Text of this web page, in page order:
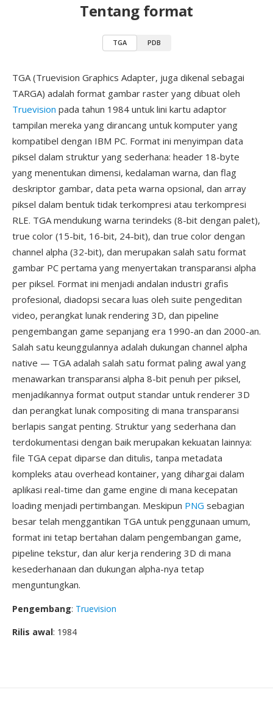
Tentang format
TGA PDB
TGA (Truevision Graphics Adapter, juga dikenal sebagai
TARGA) adalah format gambar raster yang dibuat oleh
Truevision pada tahun 1984 untuk lini kartu adaptor
tampilan mereka yang dirancang untuk komputer yang
kompatibel dengan IBM PC. Format ini menyimpan data
piksel dalam struktur yang sederhana: header 18-byte
yang menentukan dimensi, kedalaman warna, dan flag
deskriptor gambar, data peta warna opsional, dan array
piksel dalam bentuk tidak terkompresi atau terkompresi
RLE. TGA mendukung warna terindeks (8-bit dengan palet),
true color (15-bit, 16-bit, 24-bit), dan true color dengan
channel alpha (32-bit), dan merupakan salah satu format
gambar PC pertama yang menyertakan transparansi alpha
per piksel. Format ini menjadi andalan industri grafis
profesional, diadopsi secara luas oleh suite pengeditan
video, perangkat lunak rendering 3D, dan pipeline
pengembangan game sepanjang era 1990-an dan 2000-an.
Salah satu keunggulannya adalah dukungan channel alpha
native — TGA adalah salah satu format paling awal yang
menawarkan transparansi alpha 8-bit penuh per piksel,
menjadikannya format output standar untuk renderer 3D
dan perangkat lunak compositing di mana transparansi
berlapis sangat penting. Struktur yang sederhana dan
terdokumentasi dengan baik merupakan kekuatan lainnya:
file TGA cepat diparse dan ditulis, tanpa metadata
kompleks atau overhead kontainer, yang dihargai dalam
aplikasi real-time dan game engine di mana kecepatan
loading menjadi pertimbangan. Meskipun PNG sebagian
besar telah menggantikan TGA untuk penggunaan umum,
format ini tetap bertahan dalam pengembangan game,
pipeline tekstur, dan alur kerja rendering 3D di mana
kesederhanaan dan dukungan alpha-nya tetap
menguntungkan.
Pengembang: Truevision
Rilis awal: 1984